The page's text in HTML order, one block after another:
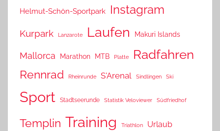
Helmut-Schön-Sportpark Instagram
Kurpark Lanzarote Laufen Makuri Islands
Mallorca Marathon MTB Platte Radfahren
Rennrad Rheinrunde S'Arenal Sindlingen Ski
Sport Stadtseerunde Statistik Veloviewer Südfriedhof
Templin Training Triathlon Urlaub